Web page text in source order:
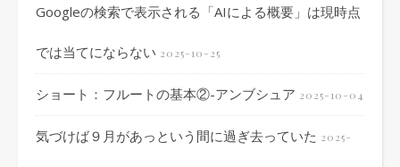
Googleの検索で表示される「AIによる概要」は現時点
では当てにならない 2025-10-25
ショート：フルートの基本②-アンブシュア 2025-10-04
気づけば９月があっという間に過ぎ去っていた 2025-